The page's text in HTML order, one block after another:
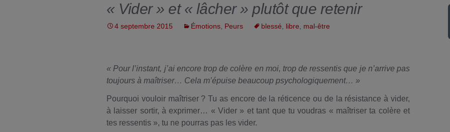
(RÉ)ORIENTATION
ET PROJET
PROFESSIONNEL
COMMUNICATION
RELATIONNELLE &
GESTION DE
MANAGEMENT
ATELIERS ET
ACCOMPAGNEMENTS
ATELIERS
PARENTALITÉ
CONFLITS
ACCOMPAGNEMENT
EN
DÉVELOPPEMENT
PERSONNEL ET
INFOS PRATIQUES
ACCOMPAGNEMENT
OCÉAN INDIEN
SITES AMIS
« Vider » et « lâcher » plutôt que retenir
4 septembre 2015 Émotions Peurs blessé libre mal-être
« Pour l’instant, j’ai encore trop de colère en moi, trop de ressentis que je n’arrive pas
toujours à maîtriser… Cela m’épuise beaucoup psychologiquement… »
Pourquoi vouloir maîtriser ? Tu as encore de la réticence ou de la résistance à vider,
à laisser sortir, à exprimer… « Vider » et tant que tu voudras « maîtriser ta colère et
tes ressentis », tu ne pourras pas les vider.